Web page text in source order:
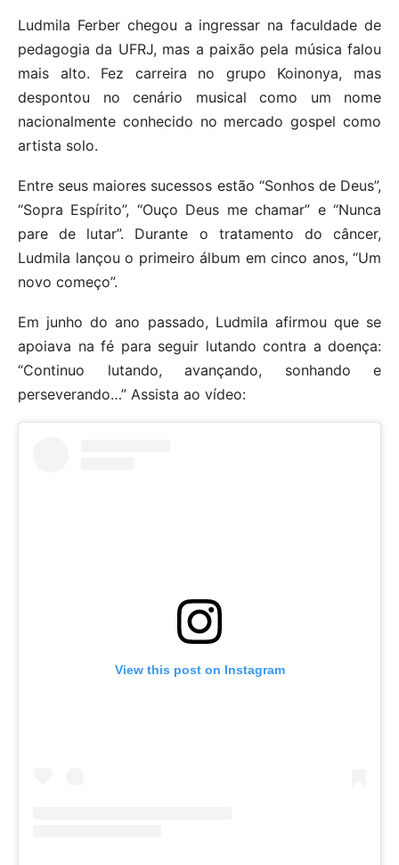
Ludmila Ferber chegou a ingressar na faculdade de
pedagogia da UFRJ, mas a paixão pela música falou
mais alto. Fez carreira no grupo Koinonya, mas
despontou no cenário musical como um nome
nacionalmente conhecido no mercado gospel como
artista solo.
Entre seus maiores sucessos estão “Sonhos de Deus”,
“Sopra Espírito”, “Ouço Deus me chamar” e “Nunca
pare de lutar”. Durante o tratamento do câncer,
Ludmila lançou o primeiro álbum em cinco anos, “Um
novo começo”.
Em junho do ano passado, Ludmila afirmou que se
apoiava na fé para seguir lutando contra a doença:
“Continuo lutando, avançando, sonhando e
perseverando…” Assista ao vídeo:
View this post on Instagram